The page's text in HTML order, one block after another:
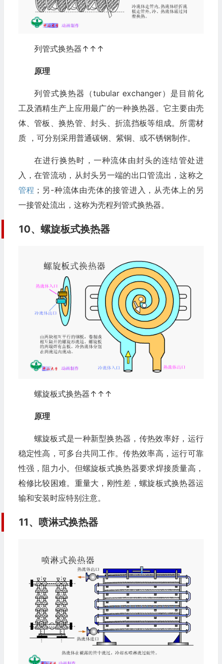
列管式换热器↑↑↑
原理
列管式换热器（tubular exchanger）是目前化
工及酒精生产上应用最广的一种换热器。它主要由壳
体、管板、换热管、封头、折流挡板等组成。所需材
质 ，可分别采用普通碳钢、紫铜、或不锈钢制作。
在进行换热时，一种流体由封头的连结管处进
入，在管流动，从封头另一端的出口管流出，这称之
管程 ；另-种流体由壳体的接管进入，从壳体上的另
一接管处流出，这称为壳程列管式换热器。
10、螺旋板式换热器
螺旋板式换热器↑↑↑
原理
螺旋板式是一种新型换热器，传热效率好，运行
稳定性高，可多台共同工作。传热效率高，运行可靠
性强，阻力小。但螺旋板式换热器要求焊接质量高，
检修比较困难。重量大，刚性差，螺旋板式换热器运
输和安装时应特别注意。
11、喷淋式换热器